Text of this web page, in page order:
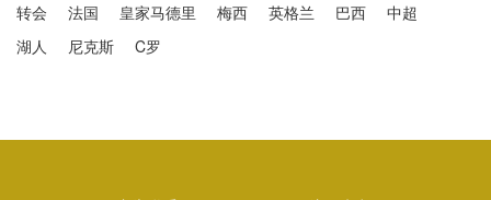
转会
法国 皇家马德里 梅西 英格兰 巴西
中超
湖人
尼克斯 C罗